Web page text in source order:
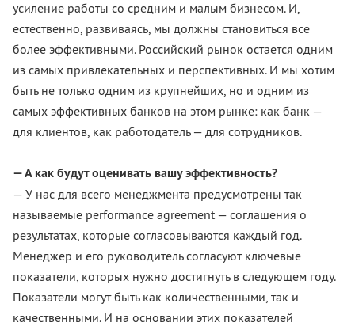
усиление работы со средним и малым бизнесом. И,
естественно, развиваясь, мы должны становиться все
более эффективными. Российский рынок остается одним
из самых привлекательных и перспективных. И мы хотим
быть не только одним из крупнейших, но и одним из
самых эффективных банков на этом рынке: как банк —
для клиентов, как работодатель — для сотрудников.
— А как будут оценивать вашу эффективность?
— У нас для всего менеджмента предусмотрены так
называемые performance agreement — соглашения о
результатах, которые согласовываются каждый год.
Менеджер и его руководитель согласуют ключевые
показатели, которых нужно достигнуть в следующем году.
Показатели могут быть как количественными, так и
качественными. И на основании этих показателей